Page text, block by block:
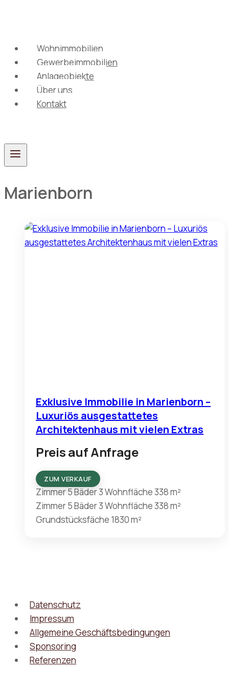
Wohnimmobilien
Gewerbeimmobilien
Anlageobjekte
Über uns
Kontakt
Marienborn
Exklusive Immobilie in Marienborn –
Luxuriös ausgestattetes
Architektenhaus mit vielen Extras
Preis auf Anfrage
ZUM VERKAUF
Zimmer5Bäder3Wohnfläche338 m²
Zimmer5Bäder3Wohnfläche338 m²
Grundstücksfäche 1830 m²
Datenschutz
Impressum
Allgemeine Geschäftsbedingungen
Sponsoring
Referenzen